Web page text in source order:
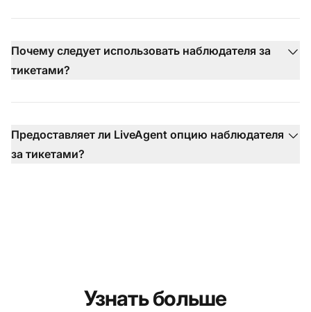
Почему следует использовать наблюдателя за
тикетами?
Предоставляет ли LiveAgent опцию наблюдателя
за тикетами?
Узнать больше